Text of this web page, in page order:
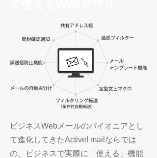
ビジネスWebメールのパイオニアとし
て進化してきたActive! mailならでは
の、ビジネスで実際に「使える」機能